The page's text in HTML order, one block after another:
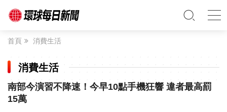
首頁 消費生活
消費生活
南部今演習不降速！今早10點手機狂響 違者最高罰
15萬